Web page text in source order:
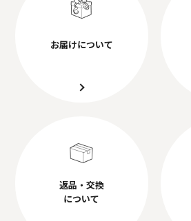
お届けについて
返品・交換
について